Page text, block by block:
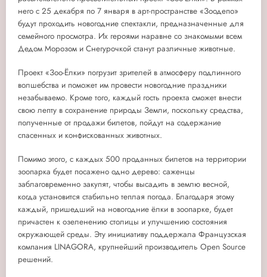
него с 25 декабря по 7 января в арт-пространстве «Зоодепо»
будут проходить новогодние спектакли, предназначенные для
семейного просмотра. Их героями наравне со знакомыми всем
Дедом Морозом и Снегурочкой станут различные животные.
Проект «Зоо-Ёлки» погрузит зрителей в атмосферу подлинного
волшебства и поможет им провести новогодние праздники
незабываемо. Кроме того, каждый гость проекта сможет внести
свою лепту в сохранение природы Земли, поскольку средства,
полученные от продажи билетов, пойдут на содержание
спасенных и конфискованных животных.
Помимо этого, с каждых 500 проданных билетов на территории
зоопарка будет посажено одно дерево: саженцы
заблаговременно закупят, чтобы высадить в землю весной,
когда установится стабильно теплая погода. Благодаря этому
каждый, пришедший на новогодние ёлки в зоопарке, будет
причастен к озеленению столицы и улучшению состояния
окружающей среды. Эту инициативу поддержала Французская
компания LINAGORA, крупнейший производитель Open Source
решений.